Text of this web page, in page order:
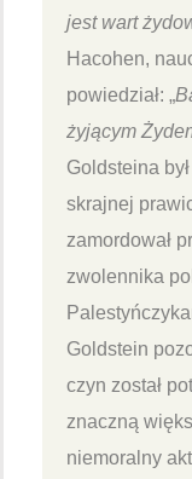
jest wart
Hacohen,
powiedział: „
żyjącym
Goldsteina
skrajnej
zamordował
zwolennika
Goldstein
czyn został
znaczną
niemoralny